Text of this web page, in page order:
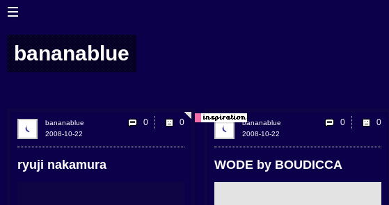
bananablue
ryuji nakamura
2008-10-22
bananablue 0
WODE by BOUDICCA
2008-10-22
bananablue 0